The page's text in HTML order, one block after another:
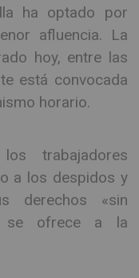
ha optado por
afluencia. La
hoy, entre las
está convocada
horario.
trabajadores
a los despidos y
derechos «sin
se ofrece a la